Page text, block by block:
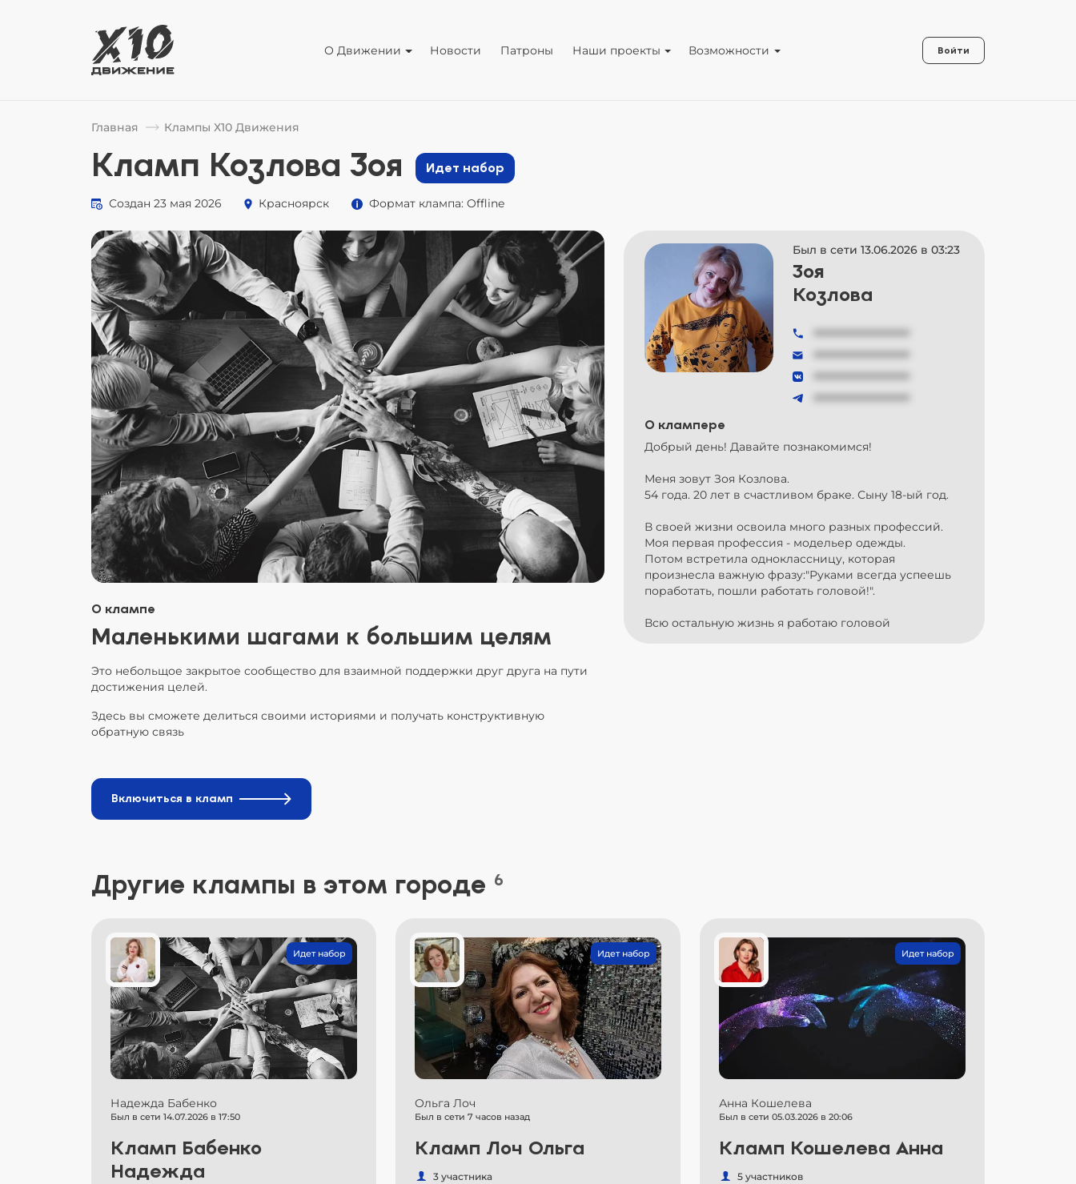
О Движении Новости Патроны Наши проекты Возможности Войти
Главная Клампы Х10 Движения
Кламп Козлова Зоя Идет набор
Создан 23 мая 2026 Красноярск Формат клампа: Offline
О клампе
Маленькими шагами к большим целям
Это небольщое закрытое сообщество для взаимной поддержки друг друга на пути
достижения целей.
Здесь вы сможете делиться своими историями и получать конструктивную
обратную связь
Включиться в кламп
Был в сети 13.06.2026 в 03:23
Зоя
Козлова
О клампере
Добрый день! Давайте познакомимся!
Меня зовут Зоя Козлова.
54 года. 20 лет в счастливом браке. Сыну 18-ый год.
В своей жизни освоила много разных профессий.
Моя первая профессия - модельер одежды.
Потом встретила одноклассницу, которая
произнесла важную фразу:"Руками всегда успеешь
поработать, пошли работать головой!".
Всю остальную жизнь я работаю головой
Другие клампы в этом городе 6
Идет набор
Надежда Бабенко
Был в сети 14.07.2026 в 17:50
Кламп Бабенко
Надежда
Идет набор
Ольга Лоч
Был в сети 7 часов назад
Кламп Лоч Ольга
3 участника
Идет набор
Анна Кошелева
Был в сети 05.03.2026 в 20:06
Кламп Кошелева Анна
5 участников